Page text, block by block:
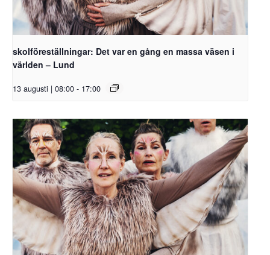
skolföreställningar: Det var en gång en massa väsen i
världen – Lund
13 augusti | 08:00 - 17:00